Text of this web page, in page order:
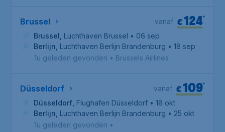
Brussel €124*
vanaf
Brussel Luchthaven Brussel • 06 sep
Berlijn Luchthaven Berlijn Brandenburg • 18 sep
1u geleden gevonden • Brussels Airlines
Düsseldorf €109*
vanaf
Düsseldorf Flughafen Düsseldorf • 18 okt
Berlijn Luchthaven Berlijn Brandenburg • 25 okt
1u geleden gevonden •